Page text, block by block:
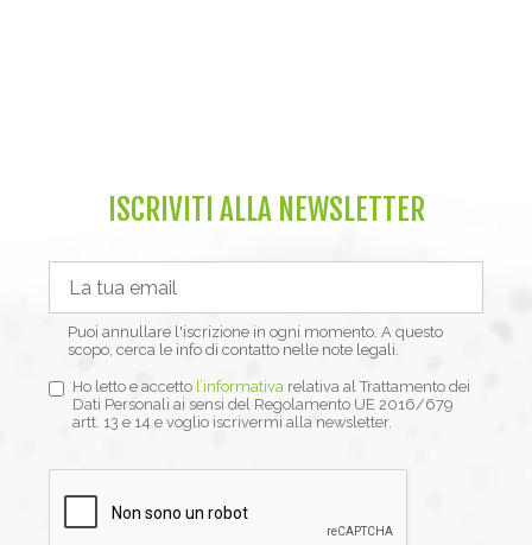
ISCRIVITI ALLA NEWSLETTER
Puoi annullare l'iscrizione in ogni momento. A questo
scopo, cerca le info di contatto nelle note legali.
Ho letto e accetto l’informativa relativa al Trattamento dei
Dati Personali ai sensi del Regolamento UE 2016/679
artt. 13 e 14 e voglio iscrivermi alla newsletter.